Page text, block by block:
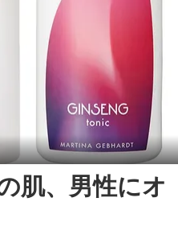
肌、男性にオ